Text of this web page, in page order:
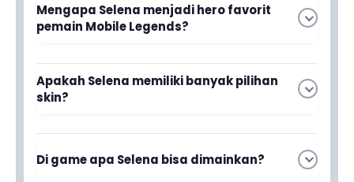
Mengapa Selena menjadi hero favorit
pemain Mobile Legends?
Selena adalah salah satu hero paling populer
karena menjadi meta terbaik di Season 21 dan
Apakah Selena memiliki banyak pilihan
skin?
skin default yang tersedia untuk pemain yang
Di game apa Selena bisa dimainkan?